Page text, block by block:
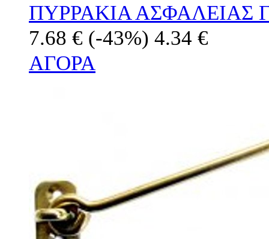
ΠΥΡΡΑΚΙΑ ΑΣΦΑΛΕΙΑΣ
7.68 € (-43%) 4.34 €
ΑΓΟΡΑ